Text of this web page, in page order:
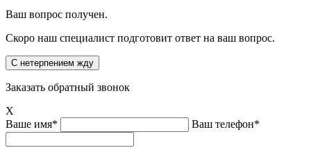
Ваш вопрос получен.
Скоро наш специалист подготовит ответ на ваш вопрос.
Заказать обратный звонок
X
Ваше имя*
Ваш телефон*